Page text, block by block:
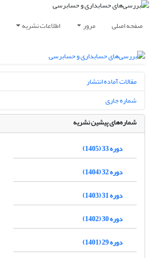
صفحه اصلی مرور اطلاعات نشریه
مقالات آماده انتشار
شماره جاری
شماره‌های پیشین نشریه
دوره 33 (1405)
دوره 32 (1404)
دوره 31 (1403)
دوره 30 (1402)
دوره 29 (1401)